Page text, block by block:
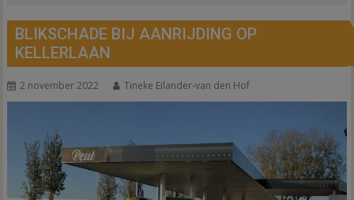
BLIKSCHADE BIJ AANRIJDING OP
KELLERLAAN
2 november 2022 Tineke Eilander-van den Hof